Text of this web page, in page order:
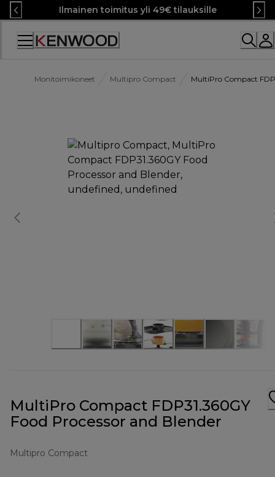
Skip
to
Content
Ilmainen toimitus yli 49€ tilauksille
Monitoimikoneet Multipro Compact MultiPro Compact
MultiPro Compact FDP31.360GY
Food Processor and Blender
Multipro Compact